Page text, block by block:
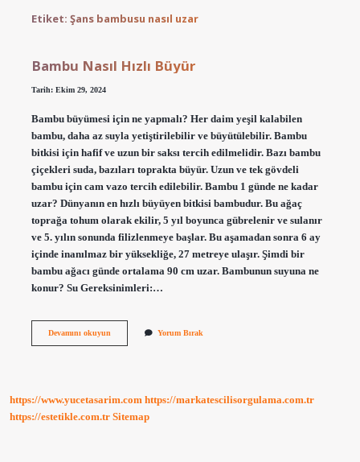
Etiket: Şans bambusu nasıl uzar
Bambu Nasıl Hızlı Büyür
Tarih: Ekim 29, 2024
Bambu büyümesi için ne yapmalı? Her daim yeşil kalabilen
bambu, daha az suyla yetiştirilebilir ve büyütülebilir. Bambu
bitkisi için hafif ve uzun bir saksı tercih edilmelidir. Bazı bambu
çiçekleri suda, bazıları toprakta büyür. Uzun ve tek gövdeli
bambu için cam vazo tercih edilebilir. Bambu 1 günde ne kadar
uzar? Dünyanın en hızlı büyüyen bitkisi bambudur. Bu ağaç
toprağa tohum olarak ekilir, 5 yıl boyunca gübrelenir ve sulanır
ve 5. yılın sonunda filizlenmeye başlar. Bu aşamadan sonra 6 ay
içinde inanılmaz bir yüksekliğe, 27 metreye ulaşır. Şimdi bir
bambu ağacı günde ortalama 90 cm uzar. Bambunun suyuna ne
konur? Su Gereksinimleri:…
Devamını okuyunBambu
Yorum Bırak
https://www.yucetasarim.com https://markatescilisorgulama.com.tr
https://estetikle.com.tr Sitemap